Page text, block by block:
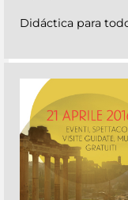
Didáctica para